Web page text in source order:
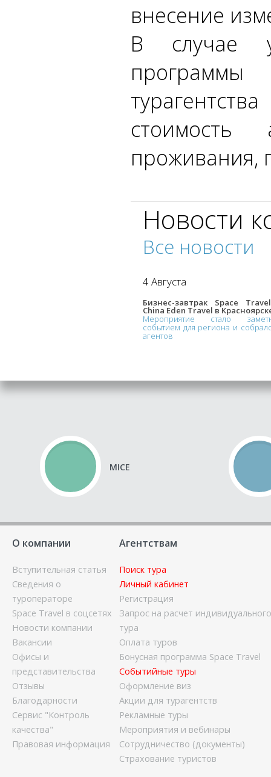
внесение
В случае
стоимость
проживания,
Новости
Все новости
4 Августа
Бизнес-завтрак Space
China Eden Travel в
Мероприятие стало
событием для региона и
агентов
MICE
О компании
Вступительная статья
Сведения о
туроператоре
Space Travel в соцсетях
Новости компании
Вакансии
Офисы и
представительства
Отзывы
Благодарности
Сервис "Контроль
качества"
Правовая информация
Агентствам
Поиск тура
Личный кабинет
Регистрация
Запрос на расчет индивидуального
тура
Оплата туров
Бонусная программа Space Travel
Событийные туры
Оформление виз
Акции для турагентств
Рекламные туры
Мероприятия и вебинары
Сотрудничество (документы)
Страхование туристов